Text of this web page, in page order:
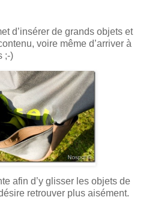
d’insérer de grands objets et
voire même d’arriver à
;-)
afin d’y glisser les objets de
retrouver plus aisément.